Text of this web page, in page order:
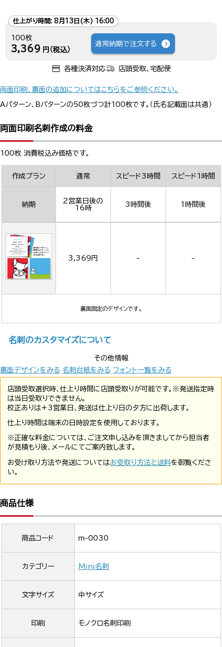
仕上がり時間: 8月13日(木) 16:00
100枚
3,369 円（税込）
通常納期で注文する
各種決済対応 店頭受取、宅配便
両面印刷、裏面の追加についてはこちらをご参照ください。
Aパターン、Bパターンの50枚づつ計100枚です。（氏名記載面は共通）
両面印刷名刺作成の料金
100枚 消費税込み価格です。
作成プラン 通常 スピード3時間 スピード1時間
納期
2営業日後の
16時
3時間後 1時間後
3,369円 - -
裏面固定のデザインです。
名刺のカスタマイズについて
その他情報
裏面デザインをみる 名刺台紙をみる フォント一覧をみる
店頭受取選択時、仕上り時間に店頭受取りが可能です。※発送指定時
は当日受取りできません。
校正ありは+3営業日、発送は仕上り日の夕方に出荷します。
仕上り時間は端末の日時設定を使用しております。
※正確な料金については、ご注文申し込みを頂きましてから担当者
が見積もり後、メールにてご案内致します。
お受け取り方法や発送についてはお受取り方法と送料を御覧くださ
い。
商品仕様
商品コード m-0030
カテゴリー Mini名刺
文字サイズ 中サイズ
印刷 モノクロ名刺印刷